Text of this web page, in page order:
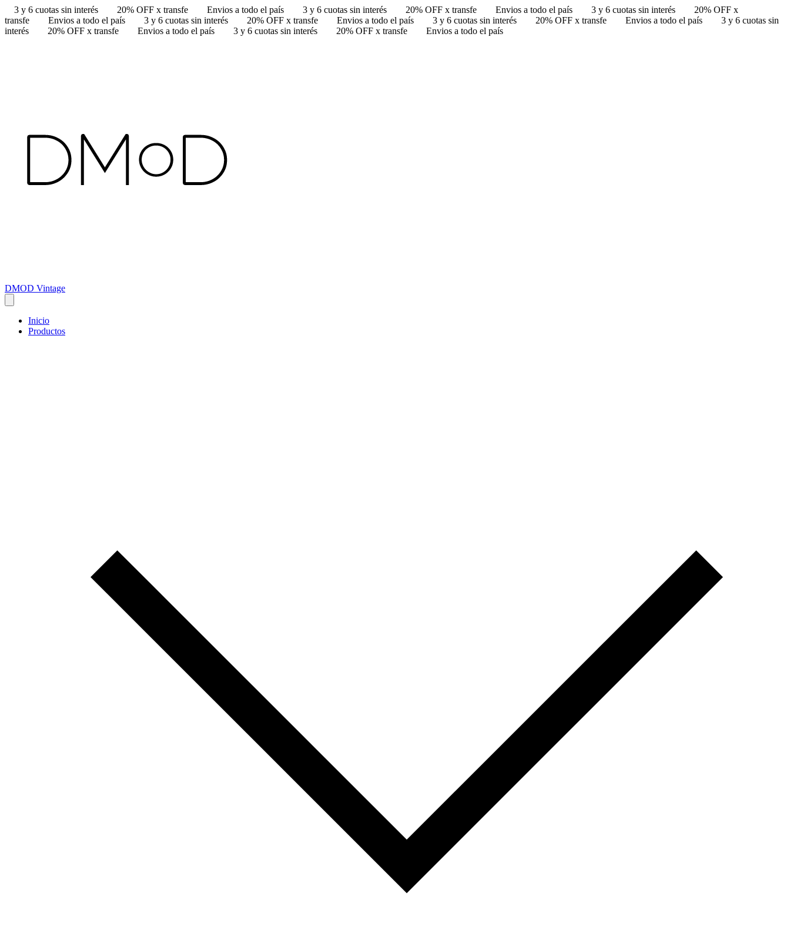
3 y 6 cuotas sin interés 20% OFF x transfe Envios a todo el país 3 y 6 cuotas sin interés 20% OFF x transfe Envios a todo el país 3 y 6 cuotas sin interés
20% OFF x
transfe
Envios a todo el país 3 y 6 cuotas sin interés 20% OFF x transfe Envios a todo el país 3 y 6 cuotas sin interés 20% OFF x transfe Envios a todo el país
3 y 6 cuotas sin
interés
20% OFF x transfe Envios a todo el país 3 y 6 cuotas sin interés 20% OFF x transfe Envios a todo el país
DMOD Vintage
Inicio
Productos